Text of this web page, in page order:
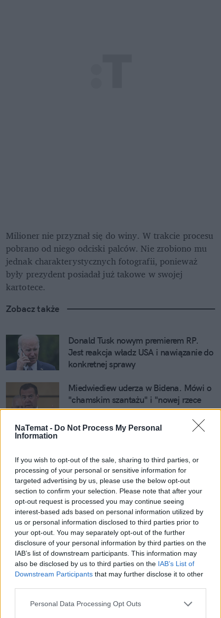
NaTemat - Do Not Process My Personal
Information
If you wish to opt-out of the sale, sharing to third parties, or
processing of your personal or sensitive information for
targeted advertising by us, please use the below opt-out
section to confirm your selection. Please note that after your
opt-out request is processed you may continue seeing
interest-based ads based on personal information utilized by
us or personal information disclosed to third parties prior to
your opt-out. You may separately opt-out of the further
disclosure of your personal information by third parties on the
IAB’s list of downstream participants. This information may
also be disclosed by us to third parties on the IAB’s List of
Downstream Participants that may further disclose it to other
Personal Data Processing Opt Outs
Milioner nie przyznał się do winy. W trakcie procesu
pobrano od niego odciski palców. Nie zrobiono mu
jednak charakterystycznych fotografii, ponieważ
były prezydent posiadał już takowe w swojej
kartotece.
Zobacz także
Donald Tusk nowym premierem RP.
Jest reakcja władz USA i nawiązanie do
konkretnej sprawy
Miedwiediew uderza w Bidena. Mówi o
"chamskim szantażu" i "nowej rzece
krwi"
Kiepskie wiadomości dla Dudy z
sąsiedzi
Człowiek Obamy krytykuje Bidena.
Prezydent miał odwdzięczyć się
wyzwiskiem
Nie przegap żadnej ważnej wiadomości i
obserwuj nas w Google News!
Joe Biden Jill Biden